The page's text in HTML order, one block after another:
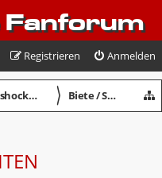
Anmelden
Registrieren
in Crimmitschau 〉 Biete / Suche / Mitfahrgelegenheiten